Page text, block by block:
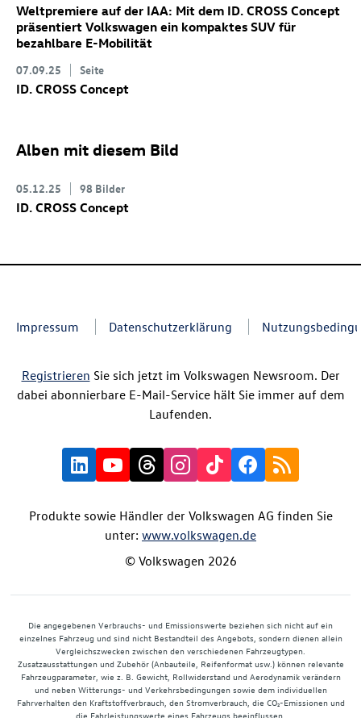
Weltpremiere auf der IAA: Mit dem ID. CROSS Concept
präsentiert Volkswagen ein kompaktes SUV für
bezahlbare E-Mobilität
07.09.25 Seite
ID. CROSS Concept
Alben mit diesem Bild
05.12.25 98 Bilder
ID. CROSS Concept
Impressum Datenschutzerklärung
Registrieren Sie sich jetzt im Volkswagen Newsroom. Der
dabei abonnierbare E-Mail-Service hält Sie immer auf dem
Laufenden.
Produkte sowie Händler der Volkswagen AG finden Sie
unter: www.volkswagen.de
© Volkswagen 2026
Die angegebenen Verbrauchs- und Emissionswerte beziehen sich nicht auf ein
einzelnes Fahrzeug und sind nicht Bestandteil des Angebots, sondern dienen allein
Vergleichszwecken zwischen den verschiedenen Fahrzeugtypen.
Zusatzausstattungen und Zubehör (Anbauteile, Reifenformat usw.) können relevante
Fahrzeugparameter, wie z. B. Gewicht, Rollwiderstand und Aerodynamik verändern
und neben Witterungs- und Verkehrsbedingungen sowie dem individuellen
Fahrverhalten den Kraftstoffverbrauch, den Stromverbrauch, die CO₂-Emissionen und
die Fahrleistungswerte eines Fahrzeugs beeinflussen.